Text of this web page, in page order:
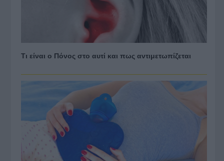
Τι είναι ο Πόνος στο αυτί και πως αντιμετωπίζεται